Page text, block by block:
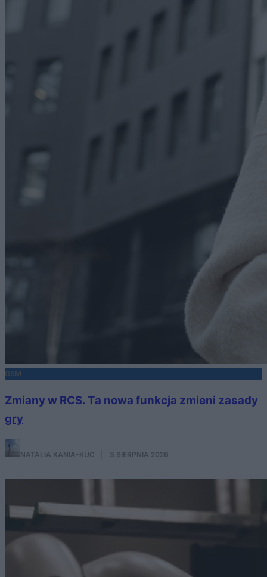
GSM
Zmiany w RCS. Ta nowa funkcja zmieni zasady
gry
NATALIA KANIA-KUC 3 SIERPNIA 2026